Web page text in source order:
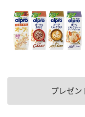
プレゼン